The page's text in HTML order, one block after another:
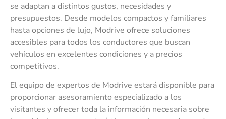
se adaptan a distintos gustos, necesidades y
presupuestos. Desde modelos compactos y familiares
hasta opciones de lujo, Modrive ofrece soluciones
accesibles para todos los conductores que buscan
vehículos en excelentes condiciones y a precios
competitivos.
El equipo de expertos de Modrive estará disponible para
proporcionar asesoramiento especializado a los
visitantes y ofrecer toda la información necesaria sobre